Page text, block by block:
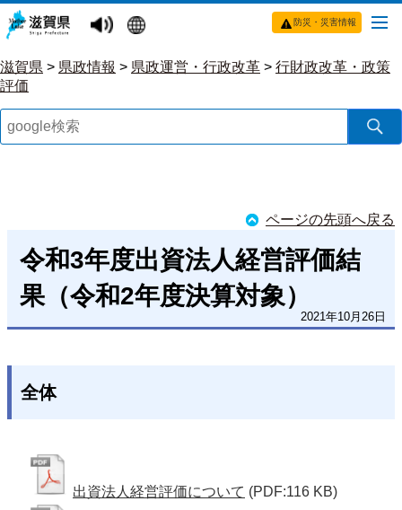
防災・災害情報
滋賀県 > 県政情報 > 県政運営・行政改革 > 行財政改革・政策
評価
ページの先頭へ戻る
令和3年度出資法人経営評価結
果（令和2年度決算対象）
2021年10月26日
全体
出資法人経営評価について (PDF:116 KB)